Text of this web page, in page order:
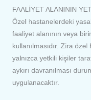
FAALİYET ALANININ
Özel hastanelerdeki
faaliyet alanının veya
kullanılmasıdır. Zira
yalnızca yetkili kişiler
aykırı davranılması
uygulanacaktır.